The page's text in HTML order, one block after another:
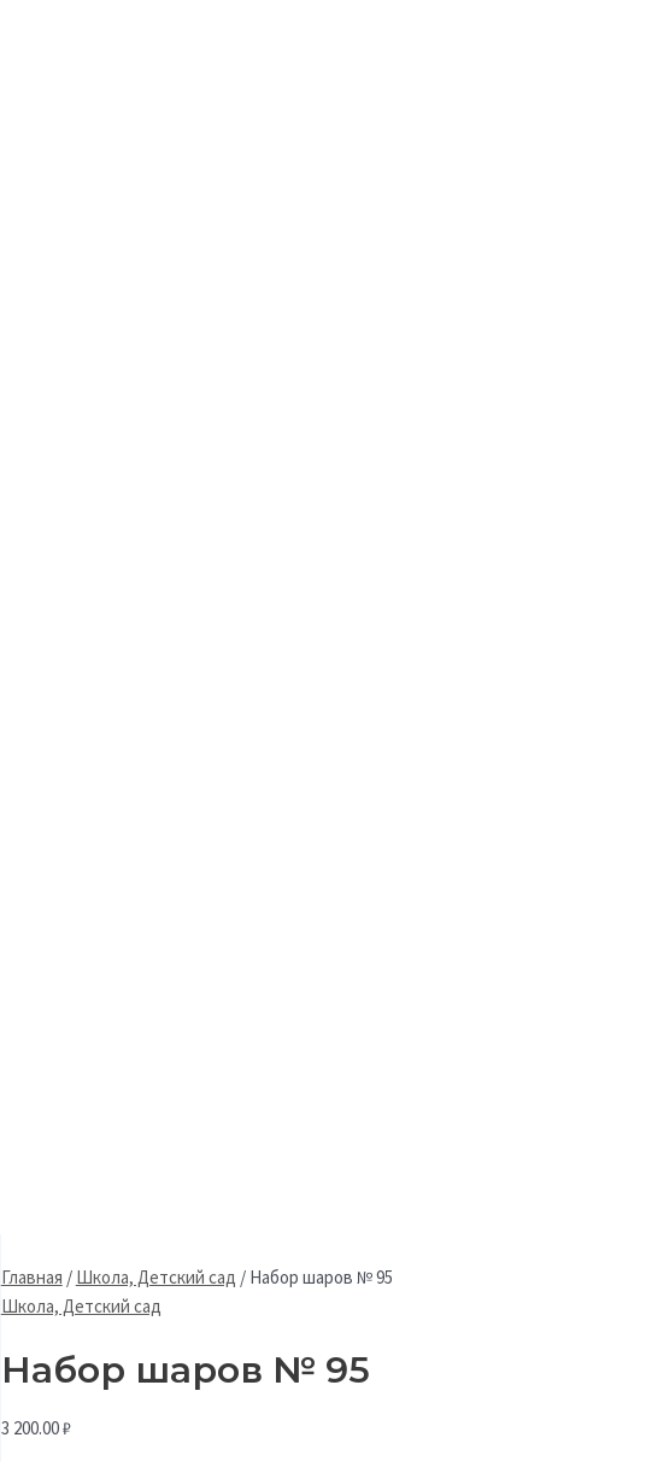
Главная / Школа, Детский сад / Набор шаров № 95
Школа, Детский сад
Набор шаров № 95
3 200.00₽